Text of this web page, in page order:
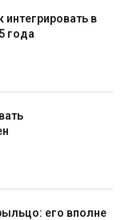
интегрировать в
года
его вполне